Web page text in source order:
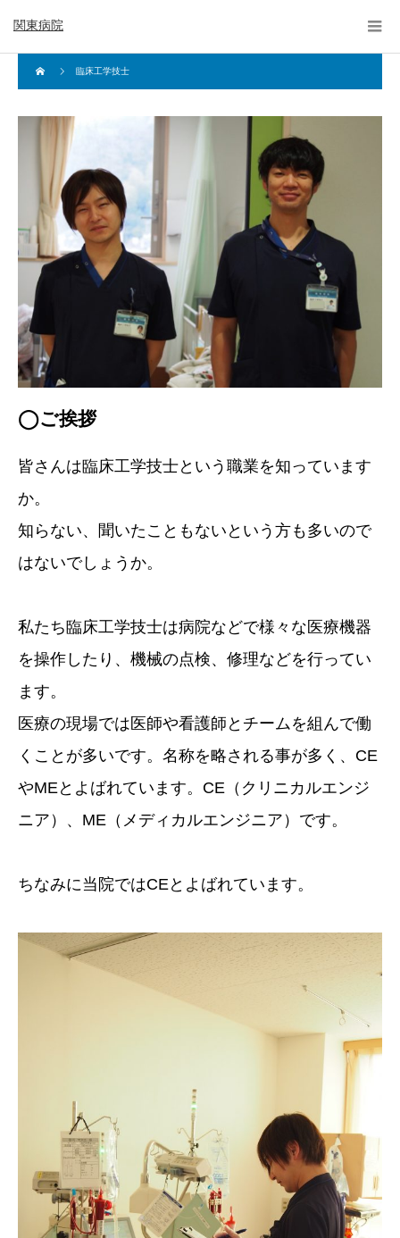
関東病院
臨床工学技士
◯ご挨拶
皆さんは臨床工学技士という職業を知っています
か。
知らない、聞いたこともないという方も多いので
はないでしょうか。
私たち臨床工学技士は病院などで様々な医療機器
を操作したり、機械の点検、修理などを行ってい
ます。
医療の現場では医師や看護師とチームを組んで働
くことが多いです。名称を略される事が多く、CE
やMEとよばれています。CE（クリニカルエンジ
ニア）、ME（メディカルエンジニア）です。
ちなみに当院ではCEとよばれています。